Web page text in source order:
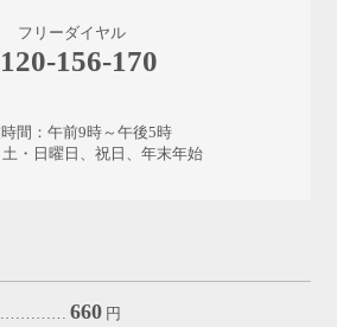
フリーダイヤル
156-170
間：午前9時～午後5時
・日曜日、祝日、年末年始
……………660 円